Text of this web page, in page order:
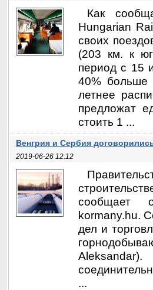
Как
Hungarian
своих
(203 км. к
период с 15
40% больше
летнее
предложат
стоить 1 ...
Венгрия и Сербия
2019-06-26 12:12
сообщает
kormany.hu.
дел и
...